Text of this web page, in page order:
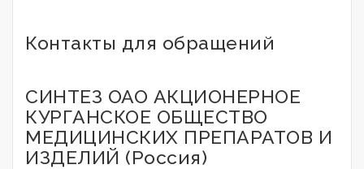
Контакты для обращений
СИНТЕЗ ОАО АКЦИОНЕРНОЕ
КУРГАНСКОЕ ОБЩЕСТВО
МЕДИЦИНСКИХ ПРЕПАРАТОВ И
ИЗДЕЛИЙ (Россия)